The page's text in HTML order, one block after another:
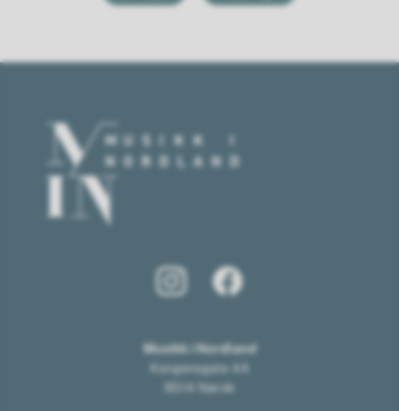
Musikk i Nordland
Kongensgate 44
8514 Narvik